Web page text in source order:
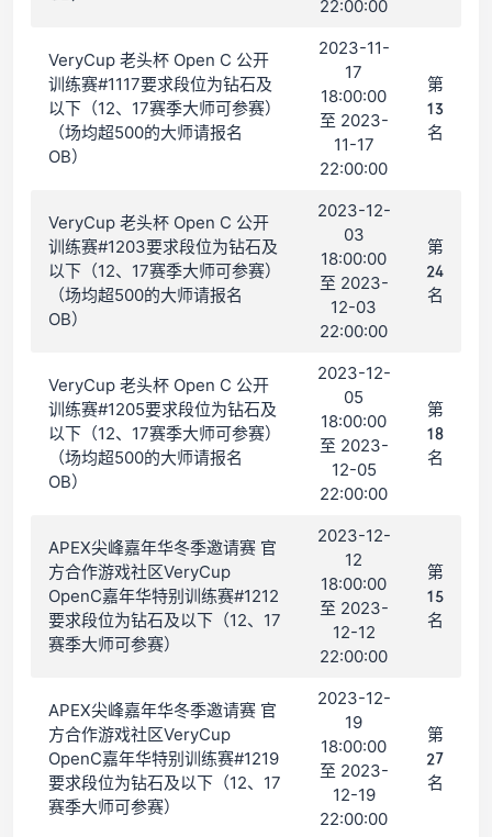
22:00:00
VeryCup 老头杯 Open C 公开
训练赛#1117要求段位为钻石及
以下（12、17赛季大师可参赛）
（场均超500的大师请报名
OB）
2023-11-
17
18:00:00
至 2023-
11-17
22:00:00
第
13
名
VeryCup 老头杯 Open C 公开
训练赛#1203要求段位为钻石及
以下（12、17赛季大师可参赛）
（场均超500的大师请报名
OB）
2023-12-
03
18:00:00
至 2023-
12-03
22:00:00
第
24
名
VeryCup 老头杯 Open C 公开
训练赛#1205要求段位为钻石及
以下（12、17赛季大师可参赛）
（场均超500的大师请报名
OB）
2023-12-
05
18:00:00
至 2023-
12-05
22:00:00
第
18
名
APEX尖峰嘉年华冬季邀请赛 官
方合作游戏社区VeryCup
OpenC嘉年华特别训练赛#1212
要求段位为钻石及以下（12、17
赛季大师可参赛）
2023-12-
12
18:00:00
至 2023-
12-12
22:00:00
第
15
名
APEX尖峰嘉年华冬季邀请赛 官
方合作游戏社区VeryCup
OpenC嘉年华特别训练赛#1219
要求段位为钻石及以下（12、17
赛季大师可参赛）
2023-12-
19
18:00:00
至 2023-
12-19
22:00:00
第
27
名